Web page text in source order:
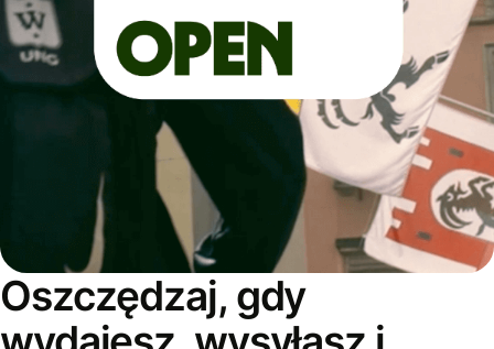
Oszczędzaj, gdy